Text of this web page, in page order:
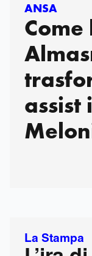
ANSA
La Stampa